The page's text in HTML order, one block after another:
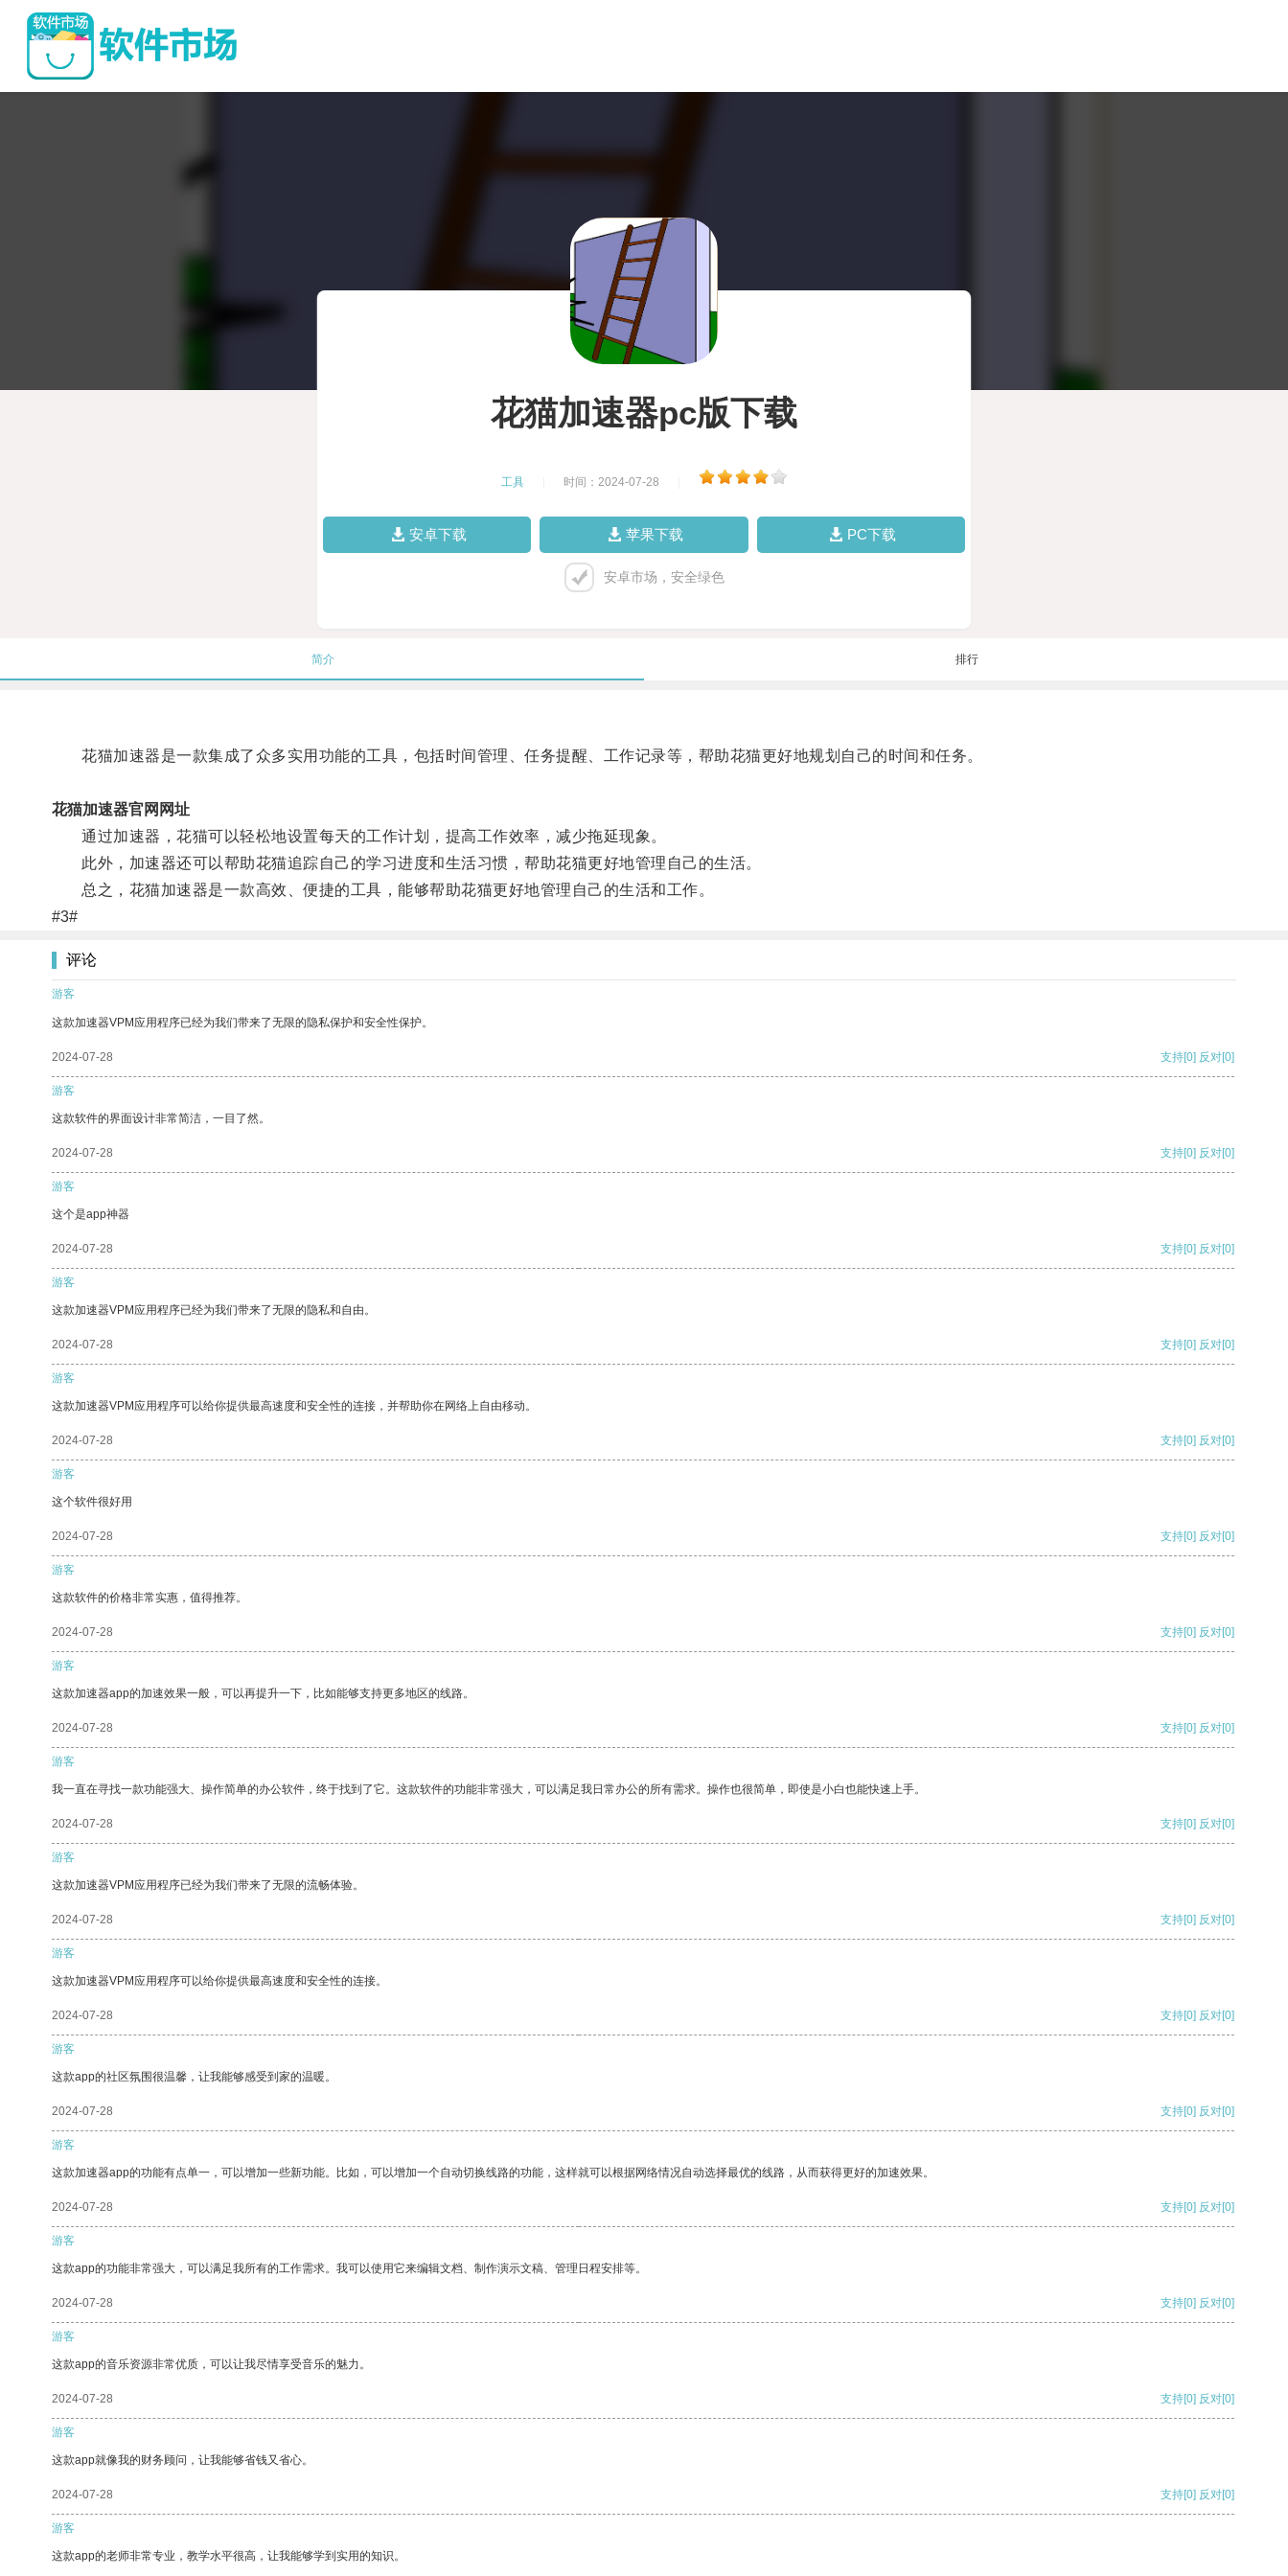
花猫加速器pc版下载
工具 时间：2024-07-28
安卓下载 苹果下载 PC下载
安卓市场，安全绿色
简介 排行
花猫加速器是一款集成了众多实用功能的工具，包括时间管理、任务提醒、工作记录等，帮助花猫更好地规划自己的时间和任务。
花猫加速器官网网址
通过加速器，花猫可以轻松地设置每天的工作计划，提高工作效率，减少拖延现象。
此外，加速器还可以帮助花猫追踪自己的学习进度和生活习惯，帮助花猫更好地管理自己的生活。
总之，花猫加速器是一款高效、便捷的工具，能够帮助花猫更好地管理自己的生活和工作。
#3#
评论
游客
这款加速器VPM应用程序已经为我们带来了无限的隐私保护和安全性保护。
2024-07-28 支持[0] 反对[0]
游客
这款软件的界面设计非常简洁，一目了然。
2024-07-28 支持[0] 反对[0]
游客
这个是app神器
2024-07-28 支持[0] 反对[0]
游客
这款加速器VPM应用程序已经为我们带来了无限的隐私和自由。
2024-07-28 支持[0] 反对[0]
游客
这款加速器VPM应用程序可以给你提供最高速度和安全性的连接，并帮助你在网络上自由移动。
2024-07-28 支持[0] 反对[0]
游客
这个软件很好用
2024-07-28 支持[0] 反对[0]
游客
这款软件的价格非常实惠，值得推荐。
2024-07-28 支持[0] 反对[0]
游客
这款加速器app的加速效果一般，可以再提升一下，比如能够支持更多地区的线路。
2024-07-28 支持[0] 反对[0]
游客
我一直在寻找一款功能强大、操作简单的办公软件，终于找到了它。这款软件的功能非常强大，可以满足我日常办公的所有需求。操作也很简单，即使是小白也能快速上手。
2024-07-28 支持[0] 反对[0]
游客
这款加速器VPM应用程序已经为我们带来了无限的流畅体验。
2024-07-28 支持[0] 反对[0]
游客
这款加速器VPM应用程序可以给你提供最高速度和安全性的连接。
2024-07-28 支持[0] 反对[0]
游客
这款app的社区氛围很温馨，让我能够感受到家的温暖。
2024-07-28 支持[0] 反对[0]
游客
这款加速器app的功能有点单一，可以增加一些新功能。比如，可以增加一个自动切换线路的功能，这样就可以根据网络情况自动选择最优的线路，从而获得更好的加速效果。
2024-07-28 支持[0] 反对[0]
游客
这款app的功能非常强大，可以满足我所有的工作需求。我可以使用它来编辑文档、制作演示文稿、管理日程安排等。
2024-07-28 支持[0] 反对[0]
游客
这款app的音乐资源非常优质，可以让我尽情享受音乐的魅力。
2024-07-28 支持[0] 反对[0]
游客
这款app就像我的财务顾问，让我能够省钱又省心。
2024-07-28 支持[0] 反对[0]
游客
这款app的老师非常专业，教学水平很高，让我能够学到实用的知识。